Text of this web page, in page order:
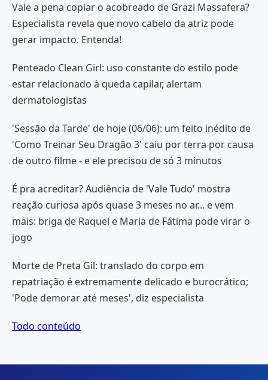
Vale a pena copiar o acobreado de Grazi Massafera?
Especialista revela que novo cabelo da atriz pode
gerar impacto. Entenda!
Penteado Clean Girl: uso constante do estilo pode
estar relacionado à queda capilar, alertam
dermatologistas
'Sessão da Tarde' de hoje (06/06): um feito inédito de
'Como Treinar Seu Dragão 3' caiu por terra por causa
de outro filme - e ele precisou de só 3 minutos
É pra acreditar? Audiência de 'Vale Tudo' mostra
reação curiosa após quase 3 meses no ar... e vem
mais: briga de Raquel e Maria de Fátima pode virar o
jogo
Morte de Preta Gil: translado do corpo em
repatriação é extremamente delicado e burocrático;
'Pode demorar até meses', diz especialista
Todo conteúdo